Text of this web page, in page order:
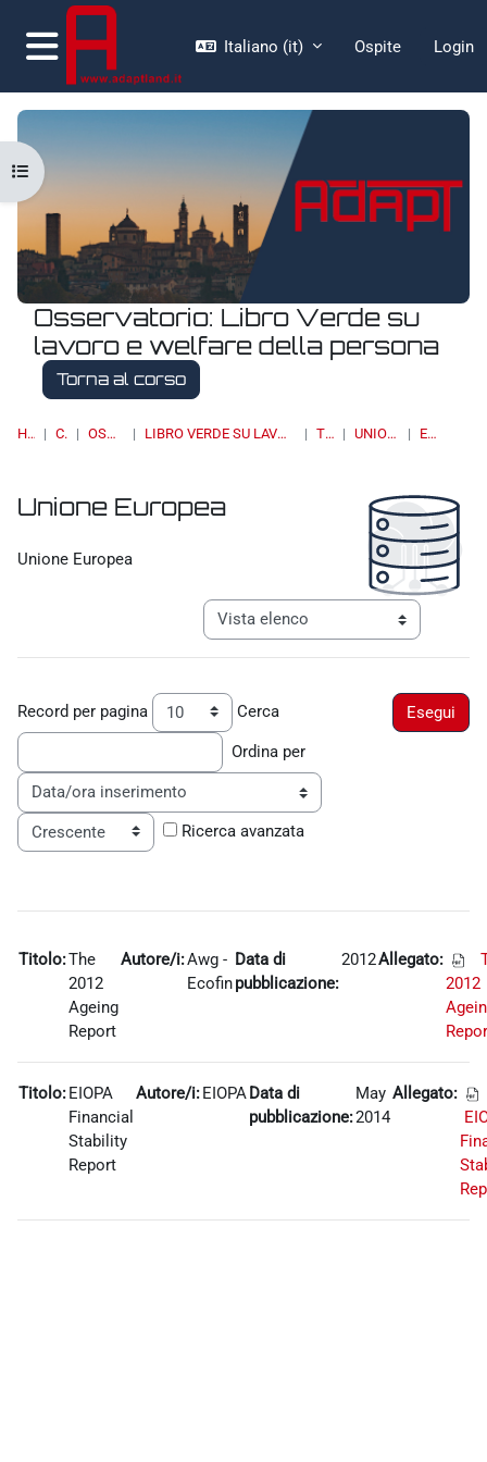
Vai al contenuto principale
Pannello laterale
Italiano ‎(it)‎ Ospite Login
Osservatorio: Libro Verde su
lavoro e welfare della persona
Torna al corso
HOME CORSI OSSERVATORI LIBRO VERDE SU LAVORO E WELFARE DELLA PERSONA TOPIC 4 UNIONE EUROPEA ELENCO
Apri indice del corso
Unione Europea
Unione Europea
Navigazione terziaria modalità
Record per pagina Cerca
Ordina per
Ricerca avanzata
Titolo:The
2012
Ageing
Report
Autore/i:Awg -
Ecofin
Data di
pubblicazione:
2012Allegato:
2012
Titolo:EIOPA
Financial
Stability
Report
Autore/i:EIOPAData di
pubblicazione:
May
2014
Allegato: